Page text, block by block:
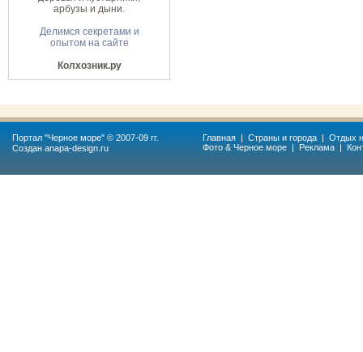
арбузы и дыни.
Делимся секретами и
опытом на сайте
Колхозник.ру
Портал "Черное море" © 2007-09 гг.
Создан anapa-design.ru
Главная | Страны и города | Отдых
Фото & Черное море | Реклама |